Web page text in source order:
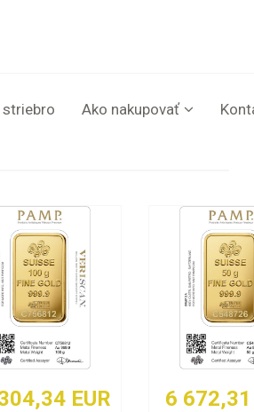
striebro Ako nakupovať
EUR 6 672,31